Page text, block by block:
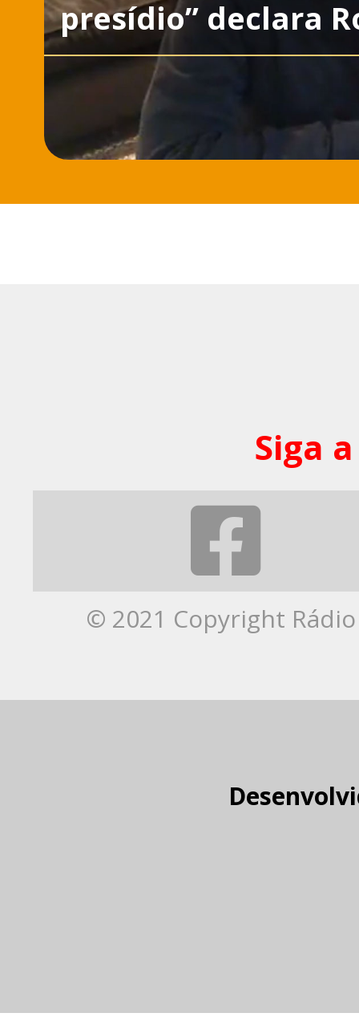
presídio” declara
Siga
© 2021 Copyright